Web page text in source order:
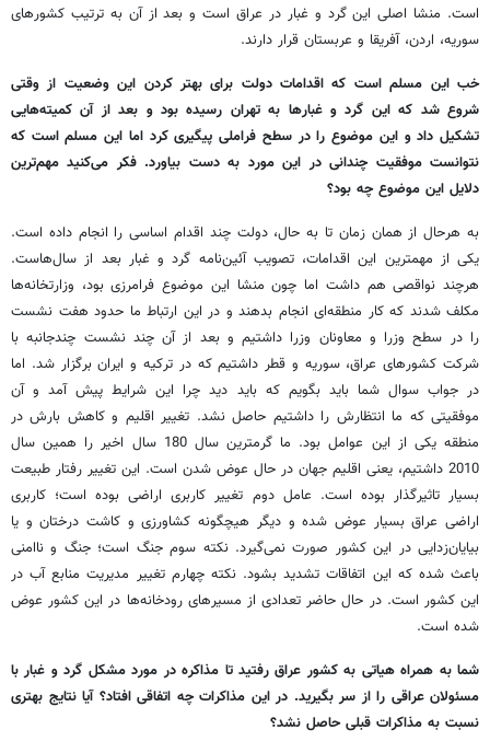
است. منشا اصلی این گرد و غبار در عراق است و بعد از آن به ترتیب کشورهای
سوریه، اردن، آفریقا و عربستان قرار دارند.
خب این مسلم است که اقدامات دولت برای بهتر کردن این وضعیت از وقتی
شروع شد که این گرد و غبارها به تهران رسیده بود و بعد از آن کمیته‌هایی
تشکیل داد و این موضوع را در سطح فراملی پیگیری کرد اما این مسلم است که
نتوانست موفقیت چندانی در این مورد به دست بیاورد. فکر می‌کنید مهم‌ترین
دلایل این موضوع چه بود؟
به هرحال از همان زمان تا به حال، دولت چند اقدام اساسی را انجام داده است.
یکی از مهمترین این اقدامات، تصویب آئین‌نامه گرد و غبار بعد از سال‌هاست.
هرچند نواقصی هم داشت اما چون منشا این موضوع فرامرزی بود، وزارتخانه‌ها
مکلف شدند که کار منطقه‌ای انجام بدهند و در این ارتباط ما حدود هفت نشست
را در سطح وزرا و معاونان وزرا داشتیم و بعد از آن چند نشست چندجانبه با
شرکت کشورهای عراق، سوریه و قطر داشتیم که در ترکیه و ایران برگزار شد. اما
در جواب سوال شما باید بگویم که باید دید چرا این شرایط پیش آمد و آن
موفقیتی که ما انتظارش را داشتیم حاصل نشد. تغییر اقلیم و کاهش بارش در
منطقه یکی از این عوامل بود. ما گرمترین سال 180 سال اخیر را همین سال
2010 داشتیم، یعنی اقلیم جهان در حال عوض شدن است. این تغییر رفتار طبیعت
بسیار تاثیرگذار بوده است. عامل دوم تغییر کاربری اراضی بوده است؛ کاربری
اراضی عراق بسیار عوض شده و دیگر هیچگونه کشاورزی و کاشت درختان و یا
بیایان‌زدایی در این کشور صورت نمی‌گیرد. نکته سوم جنگ است؛ جنگ و ناامنی
باعث شده که این اتفاقات تشدید بشود. نکته چهارم تغییر مدیریت منابع آب در
این کشور است. در حال حاضر تعدادی از مسیرهای رودخانه‌ها در این کشور عوض
شده است.
شما به همراه هیاتی به کشور عراق رفتید تا مذاکره در مورد مشکل گرد و غبار با
مسئولان عراقی را از سر بگیرید. در این مذاکرات چه اتفاقی افتاد؟ آیا نتایج بهتری
نسبت به مذاکرات قبلی حاصل نشد؟